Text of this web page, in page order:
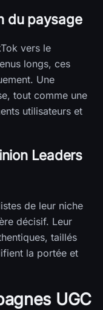
du paysage
vers le
longs, ces
Une
tout comme une
utilisateurs et
Leaders
de leur niche
décisif. Leur
taillés
la portée et
UGC